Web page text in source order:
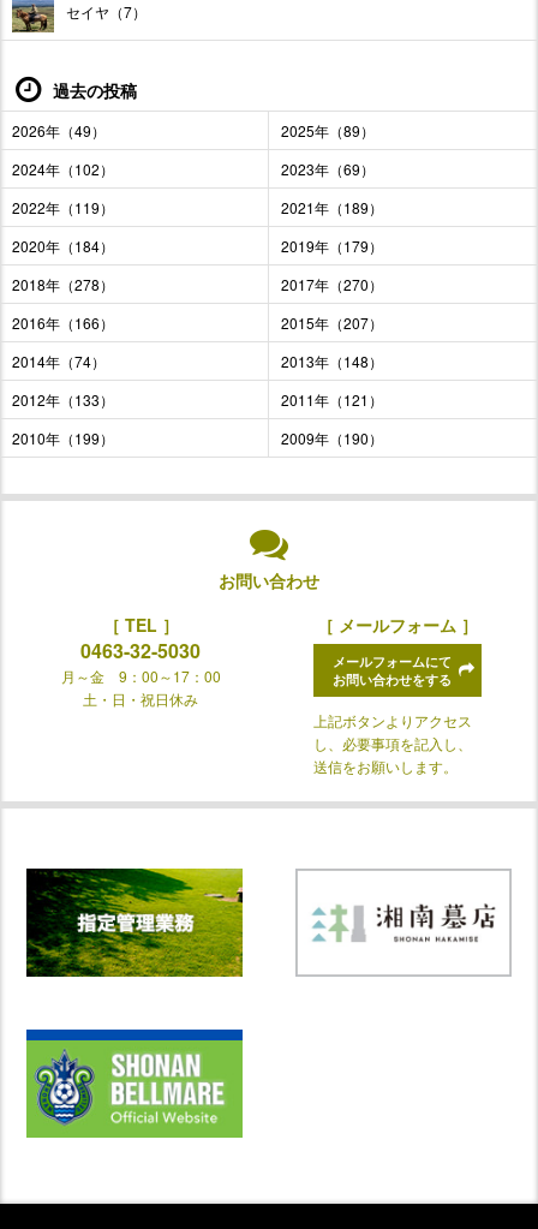
セイヤ（7）
過去の投稿
2026年（49）
2025年（89）
2024年（102）
2023年（69）
2022年（119）
2021年（189）
2020年（184）
2019年（179）
2018年（278）
2017年（270）
2016年（166）
2015年（207）
2014年（74）
2013年（148）
2012年（133）
2011年（121）
2010年（199）
2009年（190）
お問い合わせ
［ TEL ］
0463-32-5030
月～金 9：00～17：00
土・日・祝日休み
［ メールフォーム ］
メールフォームにて
お問い合わせをする
上記ボタンよりアクセス
し、必要事項を記入し、
送信をお願いします。